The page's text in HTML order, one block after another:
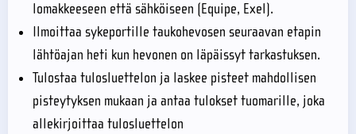
lomakkeeseen että sähköiseen (Equipe, Exel).
Ilmoittaa sykeportille taukohevosen seuraavan etapin
lähtöajan heti kun hevonen on läpäissyt tarkastuksen.
Tulostaa tulosluettelon ja laskee pisteet mahdollisen
pisteytyksen mukaan ja antaa tulokset tuomarille, joka
allekirjoittaa tulosluettelon